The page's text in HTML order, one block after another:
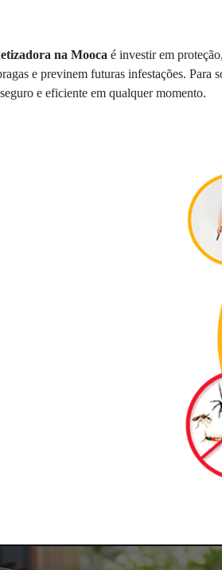
na Mooca é investir em
e previnem futuras infestações. Para
e eficiente em qualquer momento.